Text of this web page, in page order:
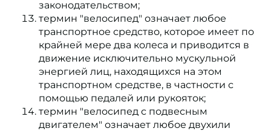
законодательством;
термин "велосипед" означает любое
транспортное средство, которое имеет по
крайней мере два колеса и приводится в
движение исключительно мускульной
энергией лиц, находящихся на этом
транспортном средстве, в частности с
помощью педалей или рукояток;
термин "велосипед с подвесным
двигателем" означает любое двухили